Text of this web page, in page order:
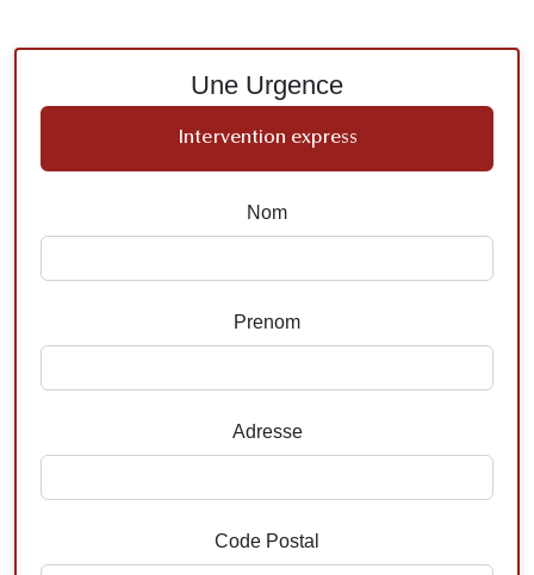
Une Urgence
Intervention express
Nom
Prenom
Adresse
Code Postal